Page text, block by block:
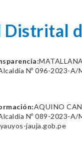
Nº 096-2023-A/
AQUINO
Nº 089-2023-A/
jauja.gob.pe